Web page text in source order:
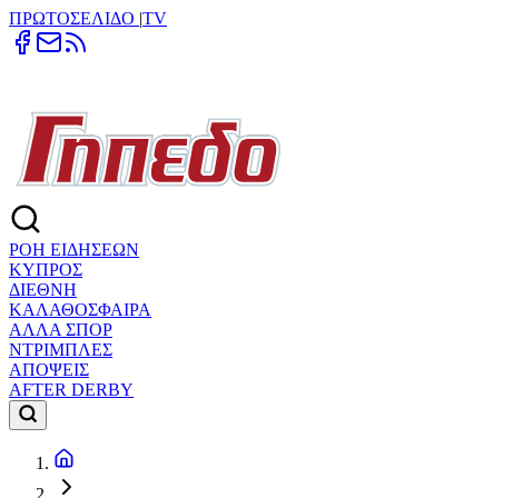
ΠΡΩΤΟΣΕΛΙΔΟ |TV
ΡΟΗ ΕΙΔΗΣΕΩΝ
ΚΥΠΡΟΣ
ΔΙΕΘΝΗ
ΚΑΛΑΘΟΣΦΑΙΡΑ
ΑΛΛΑ ΣΠΟΡ
ΝΤΡΙΜΠΛΕΣ
ΑΠΟΨΕΙΣ
AFTER DERBY